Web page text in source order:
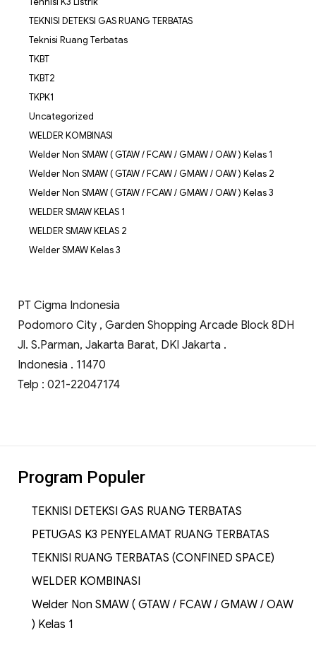
TEKNISI DETEKSI GAS RUANG TERBATAS
Teknisi Ruang Terbatas
TKBT
TKBT2
TKPK1
Uncategorized
WELDER KOMBINASI
Welder Non SMAW ( GTAW / FCAW / GMAW / OAW ) Kelas 1
Welder Non SMAW ( GTAW / FCAW / GMAW / OAW ) Kelas 2
Welder Non SMAW ( GTAW / FCAW / GMAW / OAW ) Kelas 3
WELDER SMAW KELAS 1
WELDER SMAW KELAS 2
Welder SMAW Kelas 3
PT Cigma Indonesia
Podomoro City , Garden Shopping Arcade Block 8DH
Jl. S.Parman, Jakarta Barat, DKI Jakarta .
Indonesia . 11470
Telp : 021-22047174
Program Populer
TEKNISI DETEKSI GAS RUANG TERBATAS
PETUGAS K3 PENYELAMAT RUANG TERBATAS
TEKNISI RUANG TERBATAS (CONFINED SPACE)
WELDER KOMBINASI
Welder Non SMAW ( GTAW / FCAW / GMAW / OAW
) Kelas 1